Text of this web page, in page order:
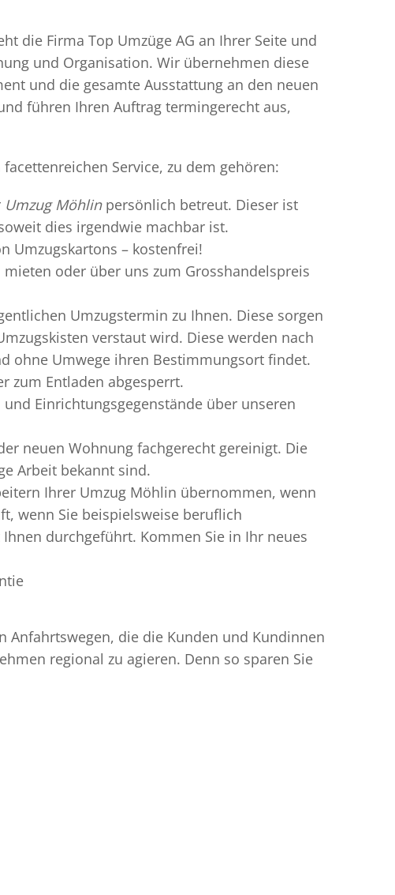
die Firma Top Umzüge AG an Ihrer Seite und
und Organisation. Wir übernehmen diese
und die gesamte Ausstattung an den neuen
führen Ihren Auftrag termingerecht aus,
Service, zu dem gehören:
Umzug Möhlinpersönlich betreut. Dieser ist
dies irgendwie machbar ist.
Umzugskartons – kostenfrei!
mieten oder über uns zum Grosshandelspreis
Umzugstermin zu Ihnen. Diese sorgen
verstaut wird. Diese werden nach
ohne Umwege ihren Bestimmungsort findet.
zum Entladen abgesperrt.
Einrichtungsgegenstände über unseren
neuen Wohnung fachgerecht gereinigt. Die
Arbeit bekannt sind.
Ihrer Umzug Möhlin übernommen, wenn
wenn Sie beispielsweise beruflich
durchgeführt. Kommen Sie in Ihr neues
die die Kunden und Kundinnen
regional zu agieren. Denn so sparen Sie